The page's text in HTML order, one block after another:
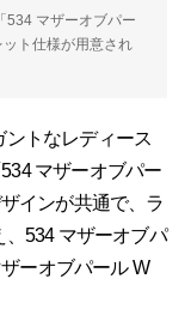
534 マザーオブパー
ト仕様が用意され
トなレディース
マザーオブパー
インが共通で、ラ
534 マザーオブパ
ーオブパール W